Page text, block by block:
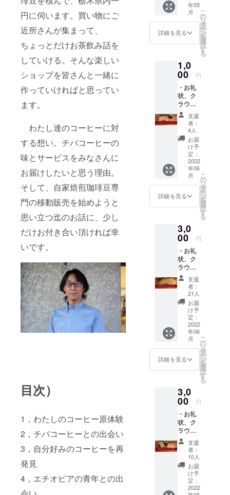
円に伺います。買い物にご
近所さんが集まって、
ちょっとだけお茶飲み話を
していける。そんな楽しい
ショップを皆さんと一緒に
作っていければと思ってい
ます。
わたし達のコーヒーに対
する想い。チバコーヒーの
味とサービスをみなさんに
お届けしたいと思う理由。
そして、自家焙煎珈琲豆専
門の移動販売を始めようと
思い立つ迄のお話に、少し
だけお付き合い頂ければ幸
いです。
目次）
1，わたしのコーヒー原体験
2，チバコーヒーとの出会い
3，自分好みのコーヒーを再
発見
4，エチオピアの青年との出
に呼び
たい
方、会
社に呼
びたい
方。私
て軽自
動車2台
分のス
ペース
をお貸
しいた
だける
方。あ
なたも
チバ
コー
ヒーGO
の販売
スペー
スオー
ナーに
なって
週間に1
度程度
利用さ
せて頂
く予定
です。
ご成
約いた
だいた
場合
は、初
回にハ
ンドド
リップ
を始め
られる
ドリッ
フィル
ターの
セット
とお好
きな
コーヒ
豆100g
を、お
届けし
ます。
対応
可能範
囲は栃
年05
月
詳細を見る
こ
の
リ
タ
ー
ン
を
選
択
す
る
1,0
00 円
・お礼
状、ク
ラウド
ファン
ディン
グ限定
オリジ
ナルブ
レンド
のド
リップ
パック1
ケ こ
ちらの
オリジ
ナルブ
は、今
回ご支
援いた
だく方
のため
に特別
に作ら
せて頂
きま
す。今
後、同
じもの
を店頭
で販売
する予
定はあ
りませ
ご賞味
頂けれ
ば幸い
です。
ド
リップ
パック
内容
量 10
ｇｘ1ケ
（写真
はイ
メージ
支援
者：
4人
お届
け予
定：
2022
年06
月
詳細を見る
こ
の
リ
タ
ー
ン
を
選
択
す
る
3,0
00 円
・お礼
状、ク
ラウド
ファン
ディン
グ限定
オリジ
ナルブ
レンド
のド
リップ
パック5
ケ こ
ちらの
オリジ
ナルブ
は、今
回ご支
援いた
だく方
のため
に特別
に作ら
せて頂
きま
す。今
後、同
じもの
を店頭
支援
者：
21人
お届
け予
定：
2022
年06
月
詳細を見る
こ
の
リ
タ
ー
ン
を
選
択
す
る
3,0
00 円
・お礼
状、ク
ラウド
ファン
ディン
グ限定
オリジ
ナルブ
レンド
のコー
支援
者：
10人
お届
け予
定：
2022